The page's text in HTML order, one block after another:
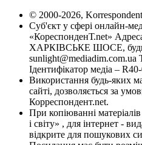
© 2000-2026,
Суб'єкт у сфері онлайн-
«КореспонденТ.net»
ХАРКІВСЬКЕ ШОСЕ,
sunlight@mediadim.com.ua
Ідентифікатор медіа –
Використання будь-яких
сайті, дозволяється за
Корреспондент.net.
При копіюванні
і світу» , для інтернет -
відкрите для пошукових